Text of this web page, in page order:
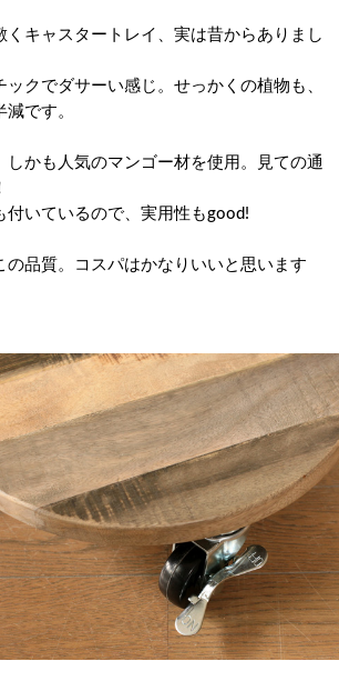
くキャスタートレイ、実は昔からありまし
クでダサーい感じ。せっかくの植物も、
です。
しかも人気のマンゴー材を使用。見ての通
付いているので、実用性もgood!
の品質。コスパはかなりいいと思います